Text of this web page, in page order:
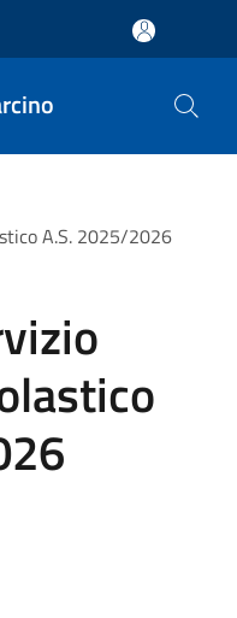
A.S. 2025/2026